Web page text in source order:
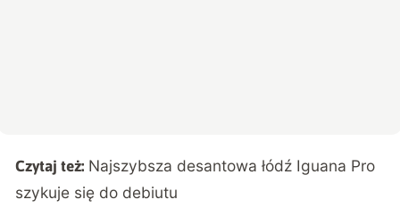
Czytaj też: Najszybsza desantowa łódź Iguana Pro
szykuje się do debiutu